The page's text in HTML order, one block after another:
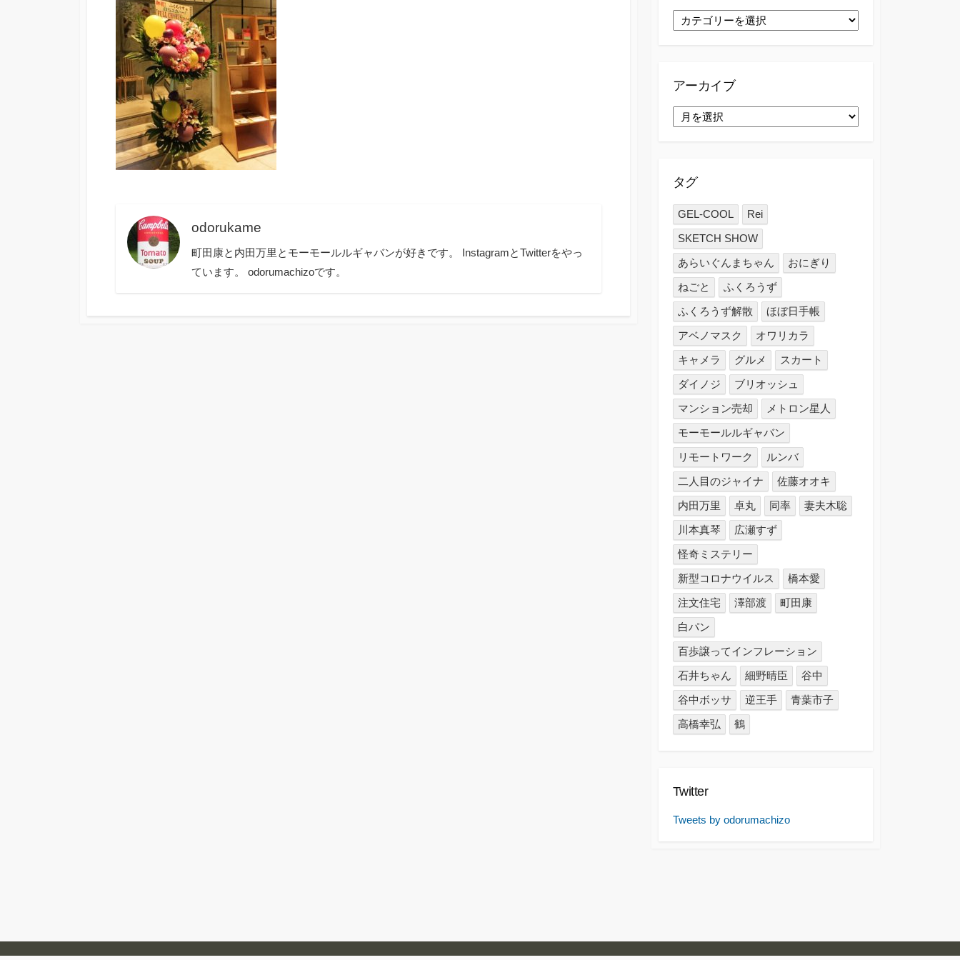
odorukame
町田康と内田万里とモーモールルギャバンが好きです。 InstagramとTwitterをやっ
ています。 odorumachizoです。
カ
テ
アーカイブ
ー
タグ
GEL-COOL
Rei
SKETCH SHOW
あらいぐんまちゃん
おにぎり
ねごと
ふくろうず
ふくろうず解散
ほぼ日手帳
アベノマスク
オワリカラ
キャメラ
グルメ
スカート
ダイノジ
ブリオッシュ
マンション売却
メトロン星人
モーモールルギャバン
リモートワーク
ルンバ
二人目のジャイナ
佐藤オオキ
内田万里
卓丸 同率
妻夫木聡
川本真琴
広瀬すず
怪奇ミステリー
新型コロナウイルス
橋本愛
注文住宅
澤部渡
町田康
白パン
百歩譲ってインフレーション
石井ちゃん
細野晴臣
谷中
谷中ボッサ
逆王手
青葉市子
高橋幸弘
鶴
Twitter
Tweets by odorumachizo